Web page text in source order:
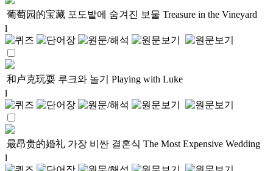
葡萄园的宝藏 포도밭에 숨겨진 보물 Treasure in the Vineyard
l
和卢克玩耍 루크와 놀기
Playing with Luke
l
最昂贵的婚礼 가장 비싼 결혼식 The Most Expensive Wedding
l